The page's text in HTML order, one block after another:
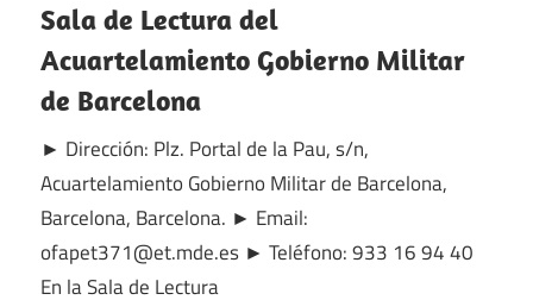
Sala de Lectura del
Acuartelamiento Gobierno Militar
de Barcelona
► Dirección: Plz. Portal de la Pau, s/n,
Acuartelamiento Gobierno Militar de Barcelona,
Barcelona, Barcelona. ► Email:
ofapet371@et.mde.es ► Teléfono: 933 16 94 40
En la Sala de Lectura